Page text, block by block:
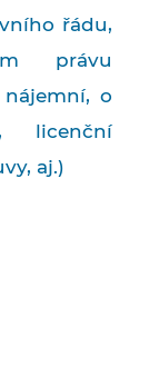
řádu,
právu
o
licenční
aj.)